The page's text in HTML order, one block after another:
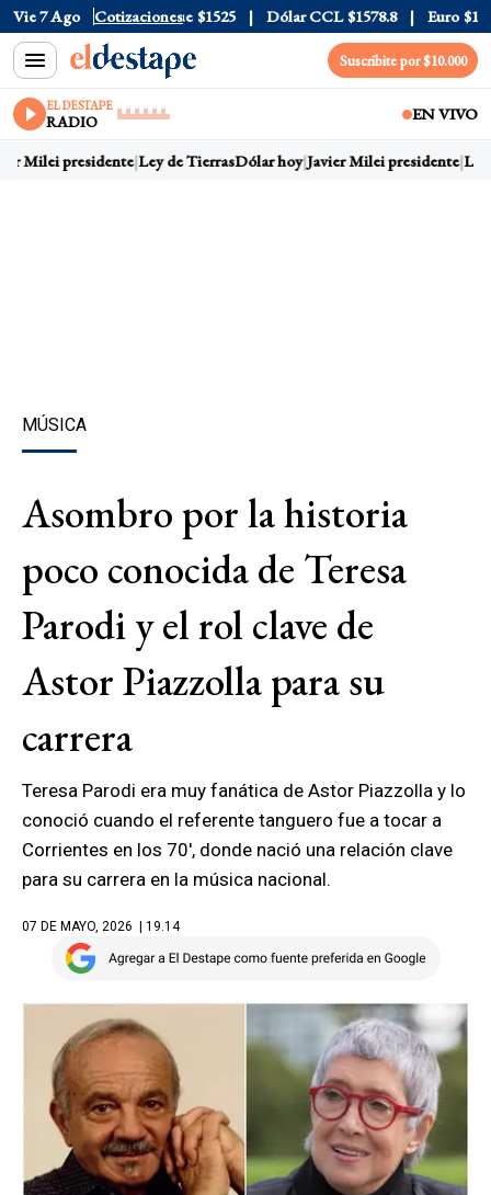
Vie 7 Ago Cotizaciones
$1976 Dólar Blue $1525 Dólar CCL $1578.8 Euro
Suscribite por $10.000
EL DESTAPE
RADIO EN VIVO
Milei presidente Ley de TierrasDólar hoy Javier Milei presidente Ley
MÚSICA
Asombro por la historia
poco conocida de Teresa
Parodi y el rol clave de
Astor Piazzolla para su
carrera
Teresa Parodi era muy fanática de Astor Piazzolla y lo
conoció cuando el referente tanguero fue a tocar a
Corrientes en los 70', donde nació una relación clave
para su carrera en la música nacional.
07 DE MAYO, 2026 | 19.14